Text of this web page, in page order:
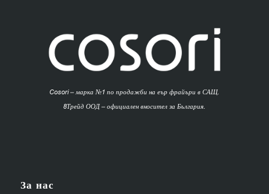
Cosori – марка №1 по продажби на еър фрайъри в САЩ.
8Трейд ООД – официален вносител за България.
За нас